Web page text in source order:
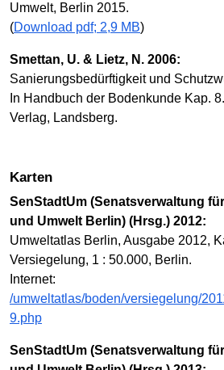
Umwelt, Berlin 2015.
(Download pdf; 2,9 MB)
Smettan, U. & Lietz, N. 2006:
Sanierungsbedürftigkeit und
In Handbuch der Bodenkunde Kap.
Verlag, Landsberg.
Karten
SenStadtUm (Senatsverwaltung
und Umwelt Berlin) (Hrsg.) 2012:
Umweltatlas Berlin, Ausgabe 2012,
Versiegelung, 1 : 50.000, Berlin.
Internet:
/umweltatlas/boden/versiegelung/
9.php
SenStadtUm (Senatsverwaltung